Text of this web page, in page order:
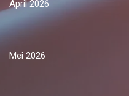
April 2026
Mei 2026